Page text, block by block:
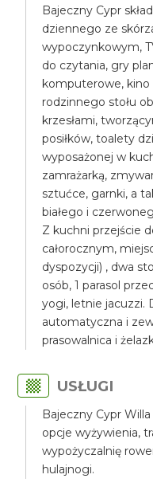
Bajeczny Cypr
dziennego ze
wypoczynkowym,
do czytania, gry
komputerowe, kino
rodzinnego stołu
krzesłami,
posiłków, toalety
wyposażonej w
zamrażarką,
sztućce, garnki, a
białego i
Z kuchni przejście
całorocznym,
dyspozycji) , dwa
osób, 1 parasol
yogi, letnie jacuzzi.
automatyczna i
prasowalnica i
USŁUGI
Bajeczny Cypr
opcje wyżywienia,
wypożyczalnię
hulajnogi.